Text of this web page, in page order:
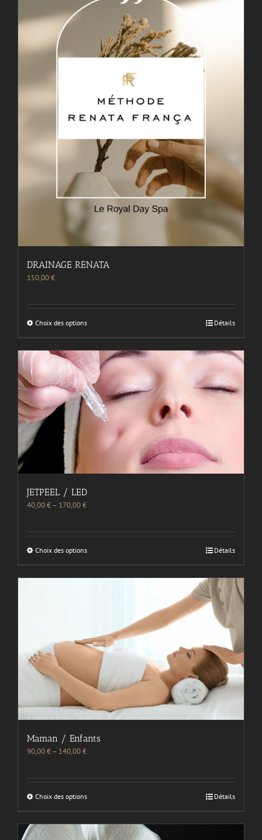
DRAINAGE RENATA
150,00€
Choix des options Détails
JETPEEL / LED
40,00€– 170,00€
Choix des options Détails
Maman / Enfants
90,00€– 140,00€
Choix des options Détails